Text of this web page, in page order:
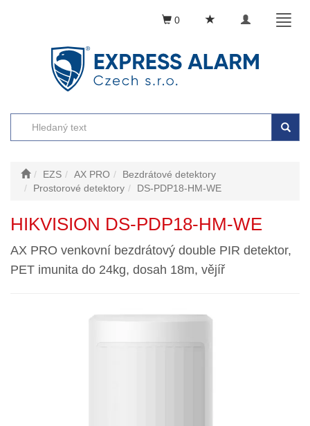
Toggle
0
EZS AX PRO
Bezdrátové detektory
Prostorové detektory
DS-PDP18-HM-WE
HIKVISION DS-PDP18-HM-WE
AX PRO venkovní bezdrátový double PIR detektor,
PET imunita do 24kg, dosah 18m, vějíř